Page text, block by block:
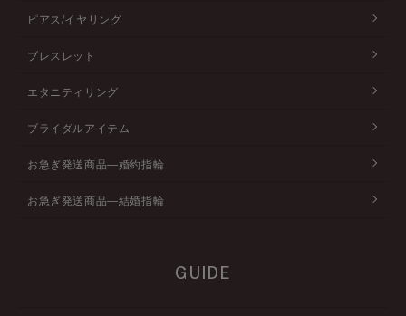
ピアス/イヤリング
ブレスレット
エタニティリング
ブライダルアイテム
お急ぎ発送商品―婚約指輪
お急ぎ発送商品―結婚指輪
GUIDE